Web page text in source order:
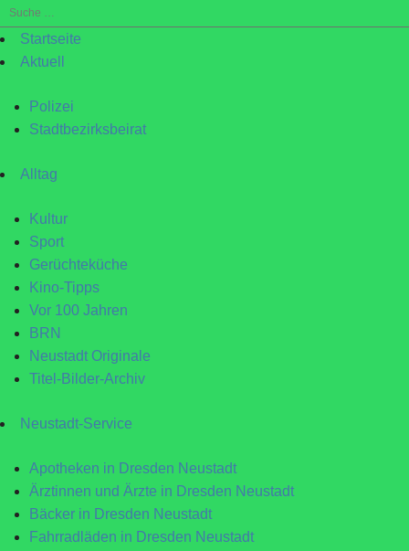
Suche
nach:Startseite
Aktuell
Polizei
Stadtbezirksbeirat
Alltag
Kultur
Sport
Gerüchteküche
Kino-Tipps
Vor 100 Jahren
BRN
Neustadt Originale
Titel-Bilder-Archiv
Neustadt-Service
Apotheken in Dresden Neustadt
Ärztinnen und Ärzte in Dresden Neustadt
Bäcker in Dresden Neustadt
Fahrradläden in Dresden Neustadt